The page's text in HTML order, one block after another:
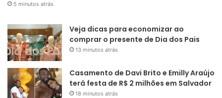
5 minutos atrás
Veja dicas para economizar ao
comprar o presente de Dia dos Pais
13 minutos atrás
Casamento de Davi Brito e Emilly Araújo
terá festa de R$ 2 milhões em Salvador
18 minutos atrás